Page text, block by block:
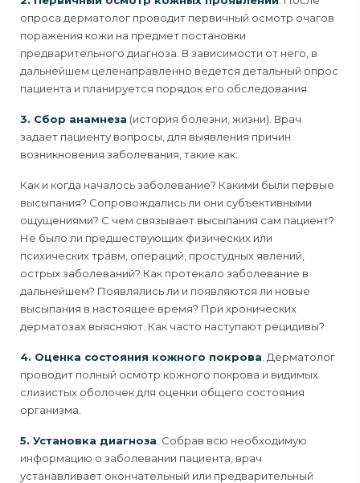
опроса дерматолог проводит первичный осмотр очагов
поражения кожи на предмет постановки
предварительного диагноза. В зависимости от него, в
дальнейшем целенаправленно ведется детальный опрос
пациента и планируется порядок его обследования.
3. Сбор анамнеза (история болезни, жизни). Врач
задает пациенту вопросы, для выявления причин
возникновения заболевания, такие как:
Как и когда началось заболевание? Какими были первые
высыпания? Сопровождались ли они субъективными
ощущениями? C чем связывает высыпания сам пациент?
Не было ли предшествующих физических или
психических травм, операций, простудных явлений,
острых заболеваний? Как протекало заболевание в
дальнейшем? Появлялись ли и появляются ли новые
высыпания в настоящее время? При хронических
дерматозах выясняют. Как часто наступают рецидивы?
4. Оценка состояния кожного покрова . Дерматолог
проводит полный осмотр кожного покрова и видимых
слизистых оболочек для оценки общего состояния
организма.
5. Установка диагноза . Собрав всю необходимую
информацию о заболевании пациента, врач
устанавливает окончательный или предварительный